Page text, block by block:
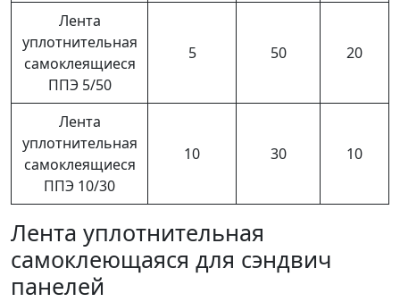
Лента
уплотнительная
самоклеящиеся
ППЭ 5/50
5 50 20
Лента
уплотнительная
самоклеящиеся
ППЭ 10/30
10 30 10
Лента уплотнительная
самоклеющаяся для сэндвич
панелей